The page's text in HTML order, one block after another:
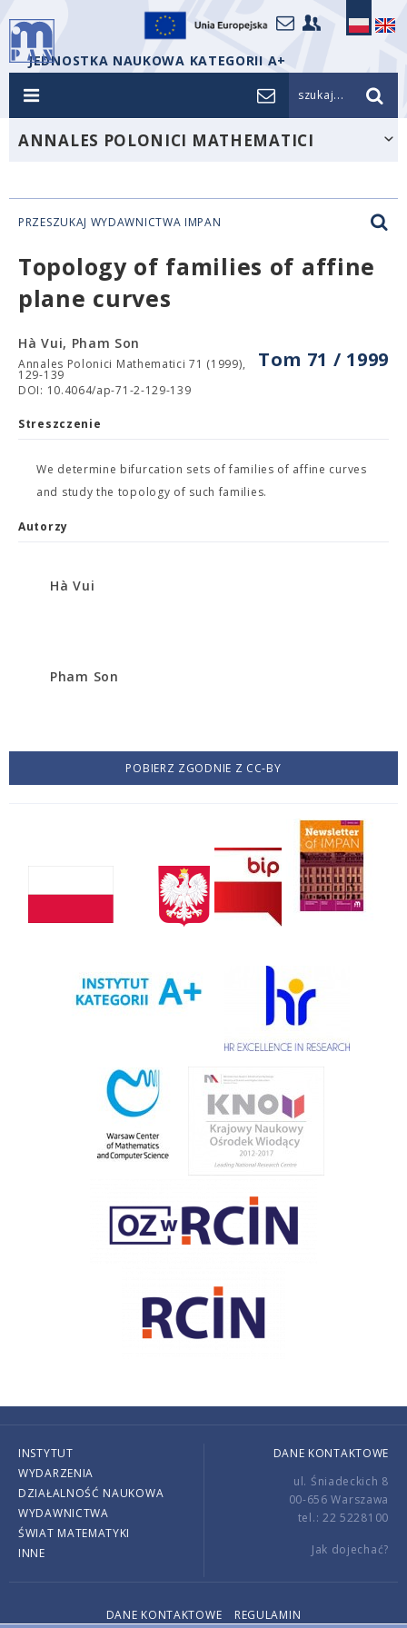
JEDNOSTKA NAUKOWA KATEGORII A+
szukaj...
ANNALES POLONICI MATHEMATICI
PRZESZUKAJ WYDAWNICTWA IMPAN
Topology of families of affine
plane curves
Tom 71 / 1999
Hà Vui, Pham Son
Annales Polonici Mathematici 71 (1999),
129-139
DOI: 10.4064/ap-71-2-129-139
Streszczenie
We determine bifurcation sets of families of affine curves
and study the topology of such families.
Autorzy
Hà Vui
Pham Son
POBIERZ ZGODNIE Z CC-BY
INSTYTUT
WYDARZENIA
DZIAŁALNOŚĆ NAUKOWA
WYDAWNICTWA
ŚWIAT MATEMATYKI
INNE
DANE KONTAKTOWE
ul. Śniadeckich 8
00-656 Warszawa
tel.: 22 5228100
Jak dojechać?
DANE KONTAKTOWE
REGULAMIN